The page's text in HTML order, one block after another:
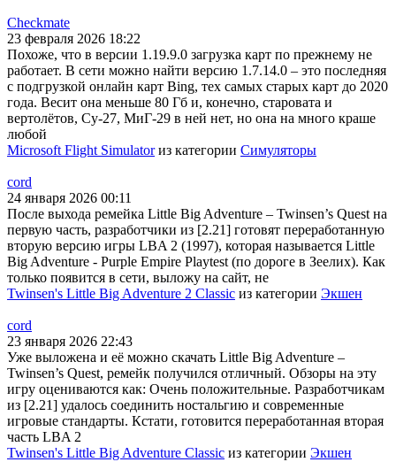
Checkmate
23 февраля 2026 18:22
Похоже, что в версии 1.19.9.0 загрузка карт по прежнему не
работает. В сети можно найти версию 1.7.14.0 – это последняя
с подгрузкой онлайн карт Bing, тех самых старых карт до 2020
года. Весит она меньше 80 Гб и, конечно, старовата и
вертолётов, Су-27, МиГ-29 в ней нет, но она на много краше
любой
Microsoft Flight Simulatorиз категории Симуляторы
cord
24 января 2026 00:11
После выхода ремейка Little Big Adventure – Twinsen’s Quest на
первую часть, разработчики из [2.21] готовят переработанную
вторую версию игры LBA 2 (1997), которая называется Little
Big Adventure - Purple Empire Playtest (по дороге в Зеелих). Как
только появится в сети, выложу на сайт, не
Twinsen's Little Big Adventure 2 Classic из категории Экшен
cord
23 января 2026 22:43
Уже выложена и её можно скачать Little Big Adventure –
Twinsen’s Quest, ремейк получился отличный. Обзоры на эту
игру оцениваются как: Очень положительные. Разработчикам
из [2.21] удалось соединить ностальгию и современные
игровые стандарты. Кстати, готовится переработанная вторая
часть LBA 2
Twinsen's Little Big Adventure Classic из категории Экшен